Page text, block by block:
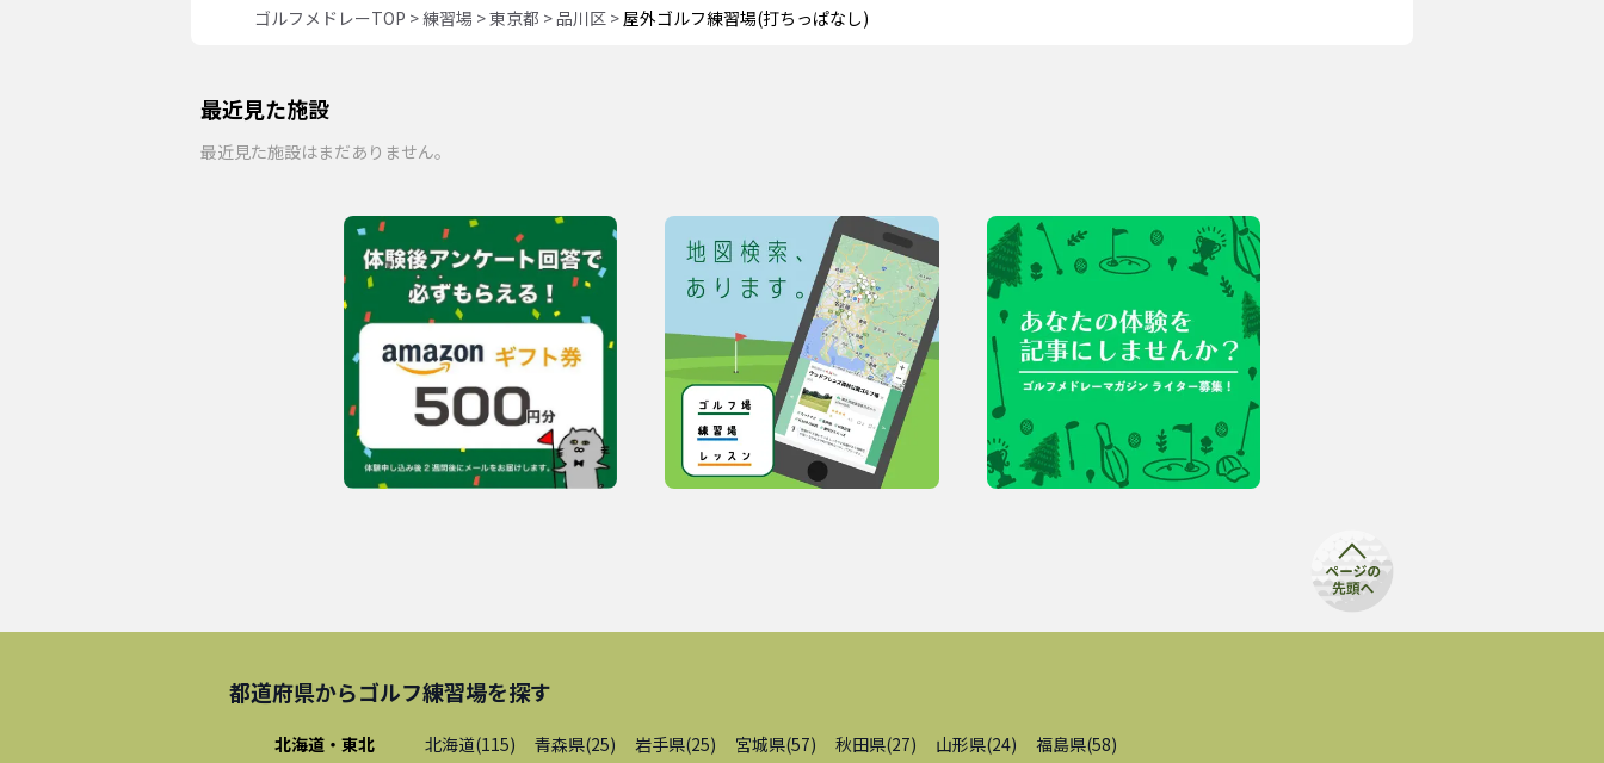
ゴルフメドレーTOP >練習場 >東京都 >品川区>屋外ゴルフ練習場(打ちっぱなし)
最近見た施設
最近見た施設はまだありません。
都道府県からゴルフ練習場を探す
北海道・東北 北海道(115) 青森県(25) 岩手県(25) 宮城県(57) 秋田県(27) 山形県(24) 福島県(58)